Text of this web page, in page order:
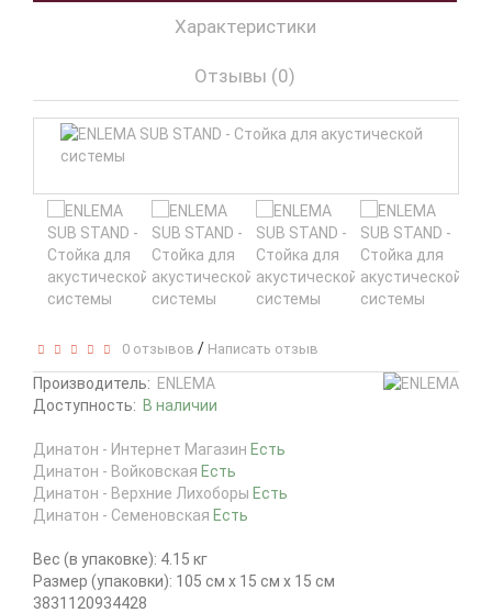
Характеристики
Отзывы (0)
0 отзывов / Написать отзыв
Производитель: ENLEMA
Доступность: В наличии
Динатон - Интернет Магазин Есть
Динатон - Войковская Есть
Динатон - Верхние Лихоборы Есть
Динатон - Семеновская Есть
Вес (в упаковке): 4.15 кг
Размер (упаковки): 105 см x 15 см x 15 см
3831120934428